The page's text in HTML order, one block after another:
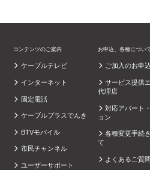
コンテンツのご案内
ケーブルテレビ
インターネット
固定電話
ケーブルプラスでんき
BTVモバイル
市民チャンネル
ユーザーサポート
お申込、各種につい
ご加入のお申込
サービス提供
代理店
対応アパート
ョン
各種変更手続
て
よくあるご質問